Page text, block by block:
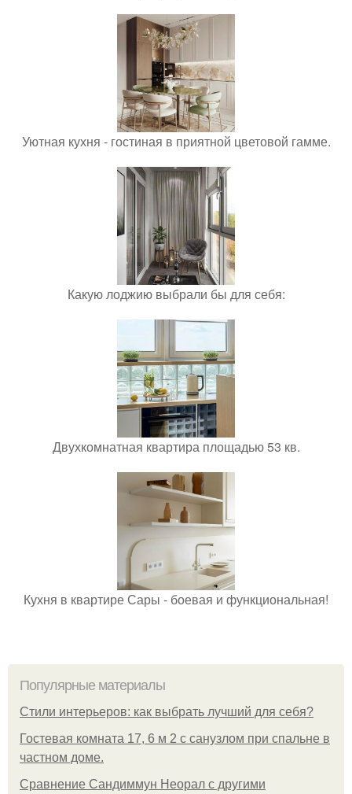
Уютная кухня - гостиная в приятной цветовой гамме.
Какую лоджию выбрали бы для себя:
Двухкомнатная квартира площадью 53 кв.
Кухня в квартире Сары - боевая и функциональная!
Популярные материалы
Стили интерьеров: как выбрать лучший для себя?
Гостевая комната 17, 6 м 2 с санузлом при спальне в
частном доме.
Сравнение Сандиммун Неорал с другими